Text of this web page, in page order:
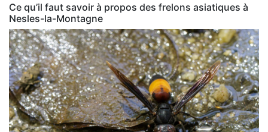
Ce qu’il faut savoir à propos des frelons asiatiques à
Nesles-la-Montagne